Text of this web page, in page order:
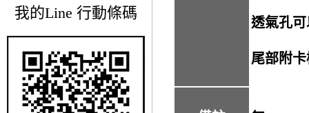
我的Line 行動條碼
透氣孔
尾部附